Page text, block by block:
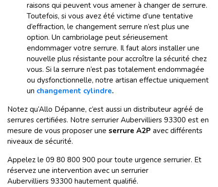
raisons qui peuvent vous amener à changer de serrure.
Toutefois, si vous avez été victime d’une tentative
d’effraction, le changement serrure n’est plus une
option. Un cambriolage peut sérieusement
endommager votre serrure. Il faut alors installer une
nouvelle plus résistante pour accroître la sécurité chez
vous. Si la serrure n’est pas totalement endommagée
ou dysfonctionnelle, notre artisan effectue uniquement
un changement cylindre.
Notez qu’Allo Dépanne, c’est aussi un distributeur agréé de
serrures certifiées. Notre serrurier Aubervilliers 93300 est en
mesure de vous proposer une serrure A2P avec différents
niveaux de sécurité.
Appelez le 09 80 800 900 pour toute urgence serrurier. Et
réservez une intervention avec un serrurier
Aubervilliers 93300 hautement qualifié.